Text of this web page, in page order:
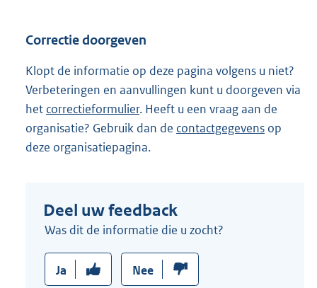
i
n
k
:
Correctie doorgeven
Klopt de informatie op deze pagina volgens u niet?
Verbeteringen en aanvullingen kunt u doorgeven via
het correctieformulier. Heeft u een vraag aan de
organisatie? Gebruik dan de contactgegevens op
deze organisatiepagina.
Deel uw feedback
Was dit de informatie die u zocht?
Ja Nee